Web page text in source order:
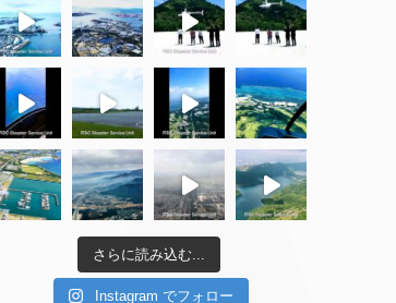
さらに読み込む...
Instagram でフォロー